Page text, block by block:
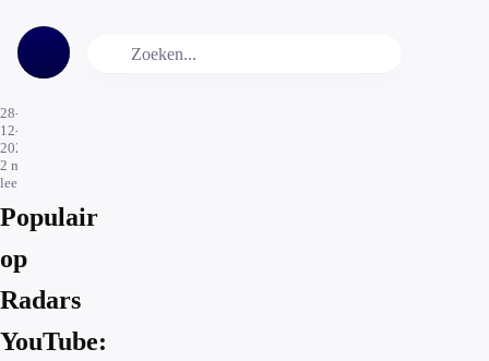
28-
12-
2023
2 min.
leestijd
Populair
op
Radars
YouTube: